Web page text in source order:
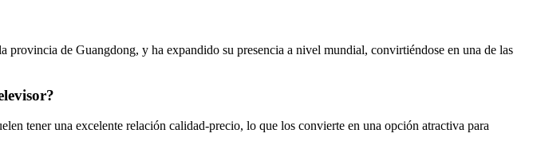
de Guangdong, y ha expandido su presencia a nivel mundial, convirtiéndose en una de las
tener una excelente relación calidad-precio, lo que los convierte en una opción atractiva para